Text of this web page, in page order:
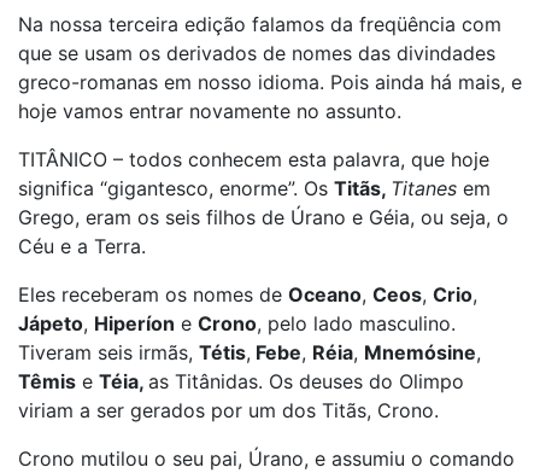
Na nossa terceira edição falamos da freqüência com
que se usam os derivados de nomes das divindades
greco-romanas em nosso idioma. Pois ainda há mais, e
hoje vamos entrar novamente no assunto.
TITÂNICO – todos conhecem esta palavra, que hoje
significa “gigantesco, enorme”. Os Titãs, Titanes em
Grego, eram os seis filhos de Úrano e Géia, ou seja, o
Céu e a Terra.
Eles receberam os nomes de Oceano, Ceos, Crio,
Jápeto, Hiperíon e Crono, pelo lado masculino.
Tiveram seis irmãs, Tétis, Febe, Réia, Mnemósine,
Têmis e Téia, as Titânidas. Os deuses do Olimpo
viriam a ser gerados por um dos Titãs, Crono.
Crono mutilou o seu pai, Úrano, e assumiu o comando